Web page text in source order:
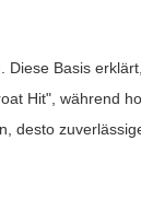
Basis
Hit", während
desto